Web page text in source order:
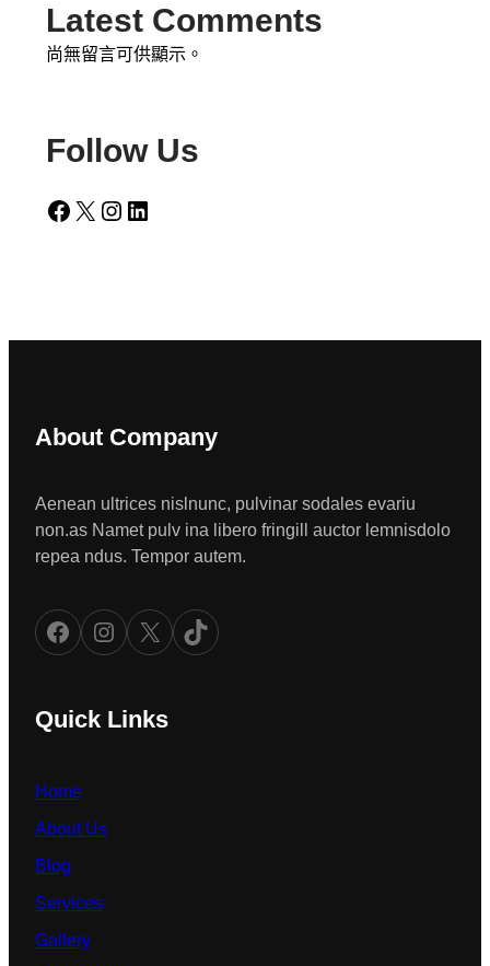
Latest Comments
尚無留言可供顯示。
Follow Us
Facebook X Instagram LinkedIn
About Company
Aenean ultrices nislnunc, pulvinar sodales evariu
non.as Namet pulv ina libero fringill auctor lemnisdolo
repea ndus. Tempor autem.
Facebook Instagram X TikTok
Quick Links
Home
About Us
Blog
Services
Gallery